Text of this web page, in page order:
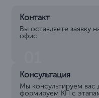
Контакт
Вы оставляете заявку
офис
Консультация
Мы консультируем
формируем КП с